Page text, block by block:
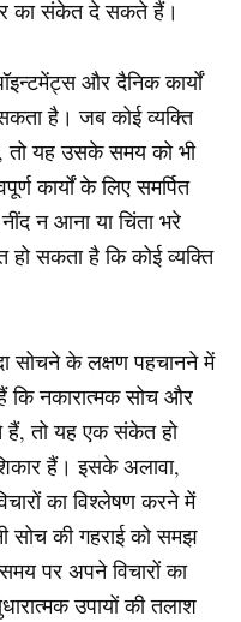
का संकेत दे सकते हैं।
और दैनिक कार्यों
है। जब कोई व्यक्ति
तो यह उसके समय को भी
कार्यों के लिए समर्पित
न आना या चिंता भरे
हो सकता है कि कोई व्यक्ति
सोचने के लक्षण पहचानने में
कि नकारात्मक सोच और
तो यह एक संकेत हो
हैं। इसके अलावा,
का विश्लेषण करने में
की गहराई को समझ
पर अपने विचारों का
उपायों की तलाश